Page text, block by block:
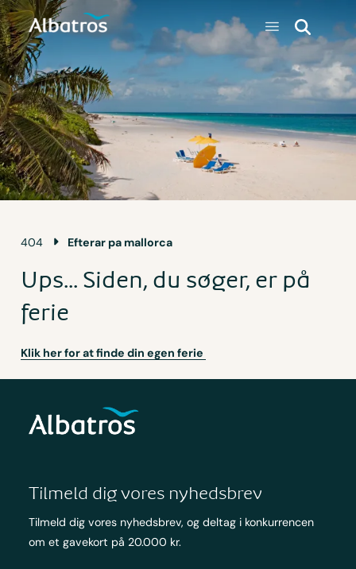
404 Efterar pa mallorca
Ups... Siden, du søger, er på
ferie
Klik her for at finde din egen ferie
Tilmeld dig vores nyhedsbrev
Tilmeld dig vores nyhedsbrev, og deltag i konkurrencen
om et gavekort på 20.000 kr.